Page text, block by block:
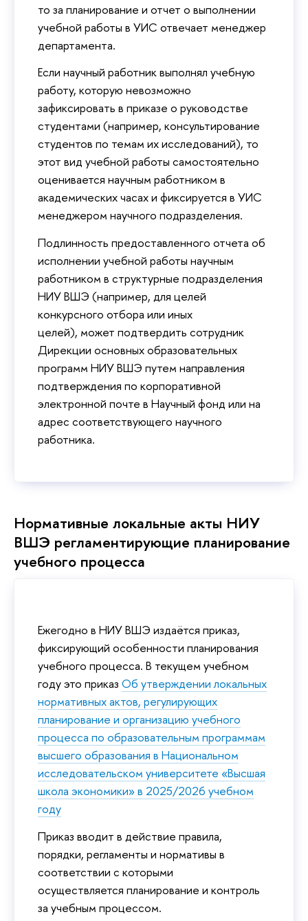
то за планирование и отчет о выполнении
учебной работы в УИС отвечает менеджер
департамента.
Если научный работник выполнял учебную
работу, которую невозможно
зафиксировать в приказе о руководстве
студентами (например, консультирование
студентов по темам их исследований), то
этот вид учебной работы самостоятельно
оценивается научным работником в
академических часах и фиксируется в УИС
менеджером научного подразделения.
Подлинность предоставленного отчета об
исполнении учебной работы научным
работником в структурные подразделения
НИУ ВШЭ (например, для целей
конкурсного отбора или иных
целей), может подтвердить сотрудник
Дирекции основных образовательных
программ НИУ ВШЭ путем направления
подтверждения по корпоративной
электронной почте в Научный фонд или на
адрес соответствующего научного
работника.
Нормативные локальные акты НИУ
ВШЭ регламентирующие планирование
учебного процесса
Ежегодно в НИУ ВШЭ издаётся приказ,
фиксирующий особенности планирования
учебного процесса. В текущем учебном
году это приказ Об утверждении локальных
нормативных актов, регулирующих
планирование и организацию учебного
процесса по образовательным программам
высшего образования в Национальном
исследовательском университете «Высшая
школа экономики» в 2025/2026 учебном
году
Приказ вводит в действие правила,
порядки, регламенты и нормативы в
соответствии с которыми
осуществляется планирование и контроль
за учебным процессом.